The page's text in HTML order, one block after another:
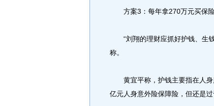
方案3：每年拿270万元买保
“刘翔的理财应抓好护钱、生钱
称。
黄宜平称，护钱主要指在人身
亿元人身意外险保障险，但还是